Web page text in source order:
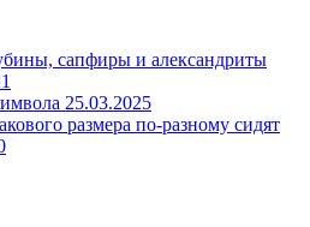
сапфиры и александриты
25.03.2025
размера по-разному сидят